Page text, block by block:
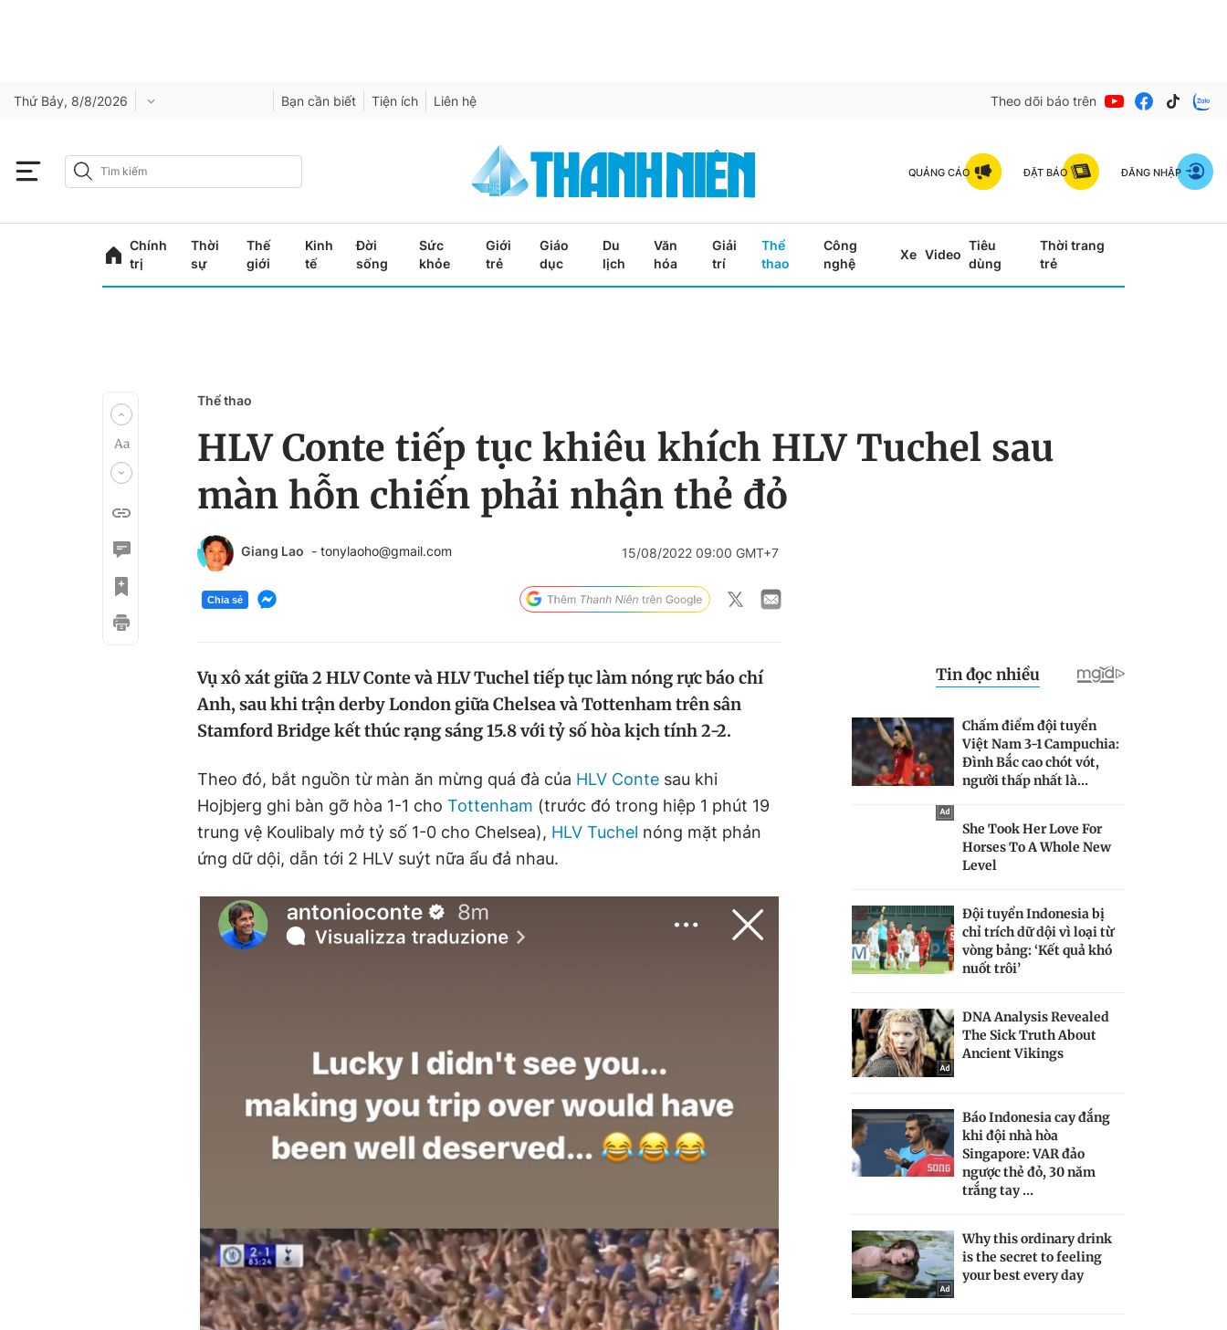
Thứ Bảy, 8/8/2026 Bạn cần biết Tiện ích Liên hệ Theo dõi báo trên
QUẢNG CÁO ĐẶT BÁO ĐĂNG NHẬP
Chính
trị
Thời
sự
Thế
giới
Kinh
tế
Đời
sống
Sức
khỏe
Giới
trẻ
Giáo
dục
Du
lịch
Văn
hóa
Giải
trí
Thể
thao
Công
nghệ
Xe Video
Tiêu
dùng
Thời trang
trẻ
Thể thao
HLV Conte tiếp tục khiêu khích HLV Tuchel sau
màn hỗn chiến phải nhận thẻ đỏ
Giang Lao - tonylaoho@gmail.com 15/08/2022 09:00 GMT+7
Chia sẻ
Vụ xô xát giữa 2 HLV Conte và HLV Tuchel tiếp tục làm nóng rực báo chí
Anh, sau khi trận derby London giữa Chelsea và Tottenham trên sân
Stamford Bridge kết thúc rạng sáng 15.8 với tỷ số hòa kịch tính 2-2.
Theo đó, bắt nguồn từ màn ăn mừng quá đà của HLV Conte sau khi
Hojbjerg ghi bàn gỡ hòa 1-1 cho Tottenham (trước đó trong hiệp 1 phút 19
trung vệ Koulibaly mở tỷ số 1-0 cho Chelsea), HLV Tuchel nóng mặt phản
ứng dữ dội, dẫn tới 2 HLV suýt nữa ẩu đả nhau.